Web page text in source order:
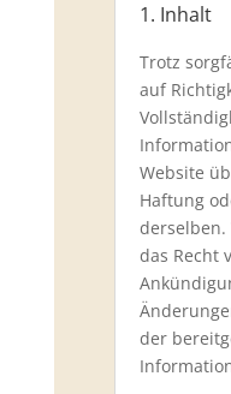
1. Inhalt
Trotz
auf
Website
Haftung
das Recht
der